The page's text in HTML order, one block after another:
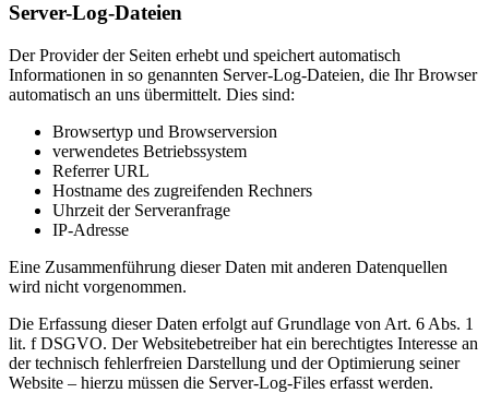
Server-Log-Dateien
Der Provider der Seiten erhebt und speichert automatisch
Informationen in so genannten Server-Log-Dateien, die Ihr Browser
automatisch an uns übermittelt. Dies sind:
Browsertyp und Browserversion
verwendetes Betriebssystem
Referrer URL
Hostname des zugreifenden Rechners
Uhrzeit der Serveranfrage
IP-Adresse
Eine Zusammenführung dieser Daten mit anderen Datenquellen
wird nicht vorgenommen.
Die Erfassung dieser Daten erfolgt auf Grundlage von Art. 6 Abs. 1
lit. f DSGVO. Der Websitebetreiber hat ein berechtigtes Interesse an
der technisch fehlerfreien Darstellung und der Optimierung seiner
Website – hierzu müssen die Server-Log-Files erfasst werden.